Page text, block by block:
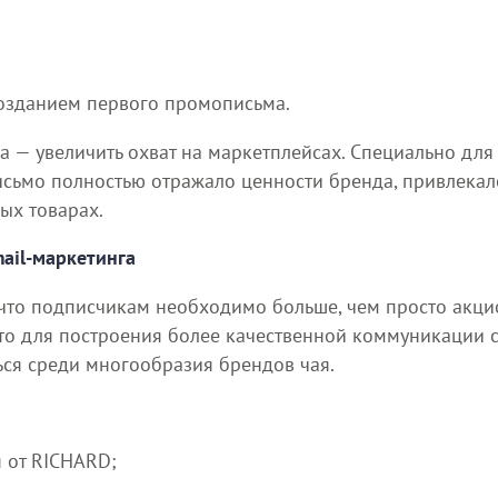
первого промописьма.
увеличить охват на маркетплейсах. Специально
полностью отражало ценности бренда,
товарах.
маркетинга
подписчикам необходимо больше, чем просто
для построения более качественной коммуникации
среди многообразия брендов чая.
RICHARD;